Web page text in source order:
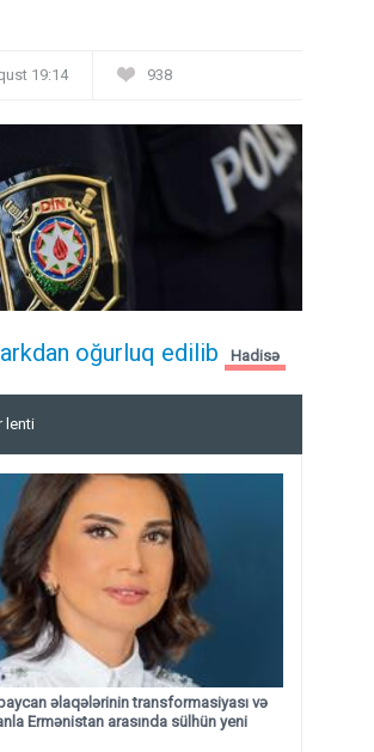
19:14 938
oğurluq edilib Hadisə
lenti
əlaqələrinin transformasiyası və
Ermənistan arasında sülhün yeni